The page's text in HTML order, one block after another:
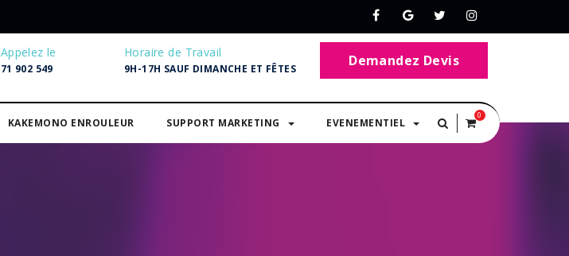
Appelez le
71 902 549
Horaire de Travail
9H-17H SAUF DIMANCHE ET FÊTES Demandez Devis
KAKEMONO ENROULEUR SUPPORT MARKETING EVENEMENTIEL
0